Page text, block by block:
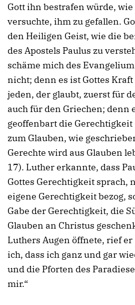
Gott ihn bestrafen würde,
versuchte, ihm zu gefallen.
den Heiligen Geist, wie die
des Apostels Paulus zu
schäme mich des
nicht; denn es ist Gottes
jeden, der glaubt, zuerst für
auch für den Griechen; denn
geoffenbart die Gerechtigkeit
zum Glauben, wie
Gerechte wird aus Glauben
17). Luther erkannte, dass
Gottes Gerechtigkeit sprach,
eigene Gerechtigkeit bezog,
Gabe der Gerechtigkeit, die
Glauben an Christus
Luthers Augen öffnete, rief er
ich, dass ich ganz und gar
und die Pforten des
mir.“